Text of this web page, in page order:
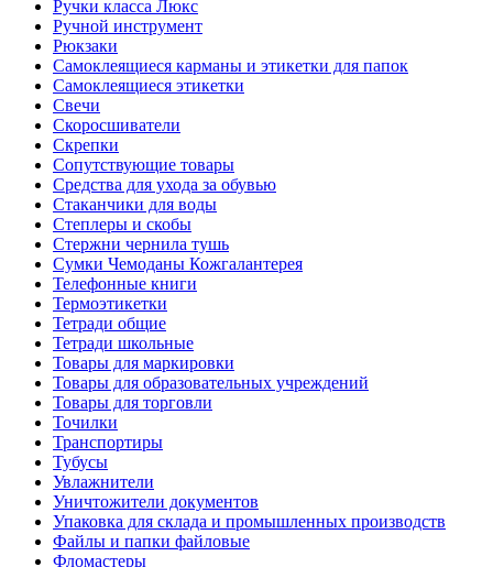
Ручки класса Люкс
Ручной инструмент
Рюкзаки
Самоклеящиеся карманы и этикетки для папок
Самоклеящиеся этикетки
Свечи
Скоросшиватели
Скрепки
Сопутствующие товары
Средства для ухода за обувью
Стаканчики для воды
Степлеры и скобы
Стержни чернила тушь
Сумки Чемоданы Кожгалантерея
Телефонные книги
Термоэтикетки
Тетради общие
Тетради школьные
Товары для маркировки
Товары для образовательных учреждений
Товары для торговли
Точилки
Транспортиры
Тубусы
Увлажнители
Уничтожители документов
Упаковка для склада и промышленных производств
Файлы и папки файловые
Фломастеры